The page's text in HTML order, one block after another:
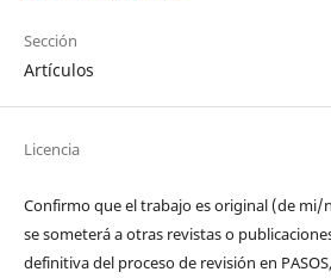
Sección
Artículos
Licencia
Confirmo que el trabajo es original (de
se someterá a otras revistas o
definitiva del proceso de revisión en PASOS,